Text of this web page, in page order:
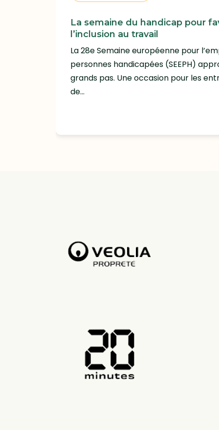
La semaine du handicap pour
l’inclusion au travail
La 28e Semaine européenne pour
personnes handicapées (SEEPH)
grands pas. Une occasion pour les
de…